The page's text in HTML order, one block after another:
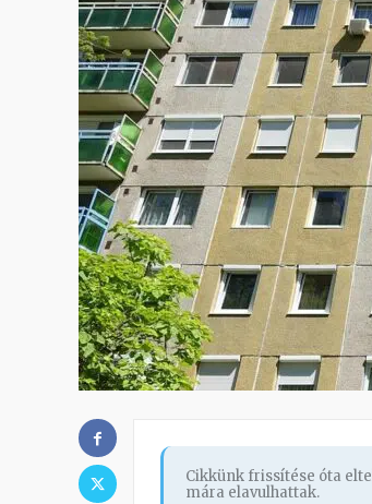
Cikkünk frissítése óta
mára elavulhattak.